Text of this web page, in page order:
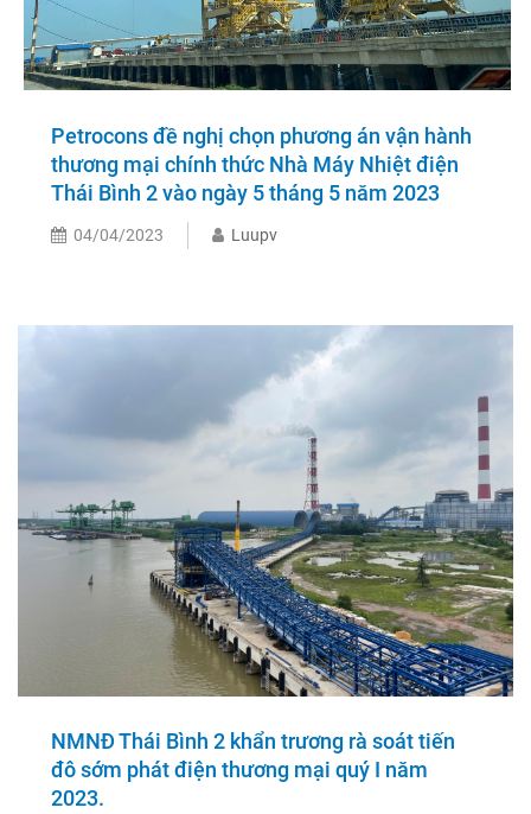
Petrocons đề nghị chọn phương án vận hành
thương mại chính thức Nhà Máy Nhiệt điện
Thái Bình 2 vào ngày 5 tháng 5 năm 2023
04/04/2023 Luupv
NMNĐ Thái Bình 2 khẩn trương rà soát tiến
đô sớm phát điện thương mại quý I năm
2023.